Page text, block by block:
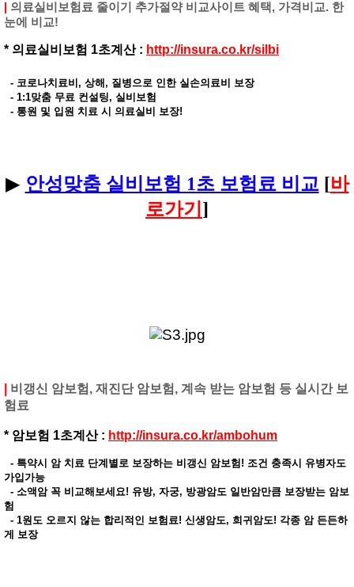
의료실비보험료 줄이기 추가절약 비교사이트 혜택, 가격비교. 한
눈에 비교!
* 의료실비보험 1초계산 : http://insura.co.kr/silbi
- 코로나치료비, 상해, 질병으로 인한 실손의료비 보장
- 1:1맞춤 무료 컨설팅, 실비보험
- 통원 및 입원 치료 시 의료실비 보장!
▶ 안성맞춤 실비보험 1초 보험료 비교 [바
로가기 ]
비갱신 암보험, 재진단 암보험, 계속 받는 암보험 등 실시간 보
험료
* 암보험 1초계산 : http://insura.co.kr/ambohum
- 특약시 암 치료 단계별로 보장하는 비갱신 암보험! 조건 충족시 유병자도
가입가능
- 소액암 꼭 비교해보세요! 유방, 자궁, 방광암도 일반암만큼 보장받는 암보
험
- 1원도 오르지 않는 합리적인 보험료! 신생암도, 희귀암도! 각종 암 든든하
게 보장 ​